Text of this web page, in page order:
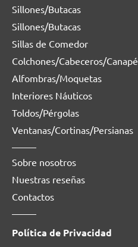
Sillones/Butacas
Sillones/Butacas
Sillas de Comedor
Colchones/Cabeceros/Canapé
Alfombras/Moquetas
Interiores Náuticos
Toldos/Pérgolas
Ventanas/Cortinas/Persianas
Sobre nosotros
Nuestras reseñas
Contactos
Política de Privacidad